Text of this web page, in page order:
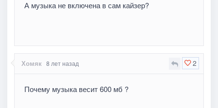
А музыка не включена в сам кайзер?
2
Хомяк 8 лет назад
Почему музыка весит 600 мб ?